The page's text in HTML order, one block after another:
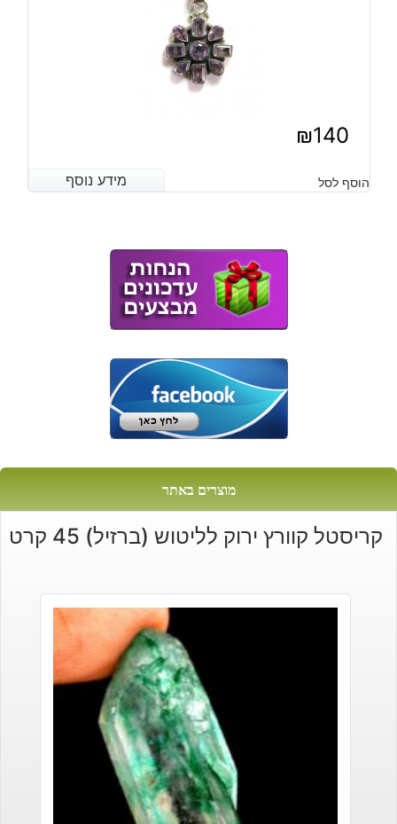
₪140
מידע נוסף הוסף לסל מידע נוסף
מוצרים באתר
קריסטל קוורץ ירוק לליטוש (ברזיל) 45 קרט